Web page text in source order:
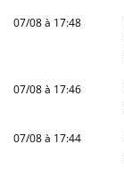
07/08 à 17:48
07/08 à 17:46
07/08 à 17:44